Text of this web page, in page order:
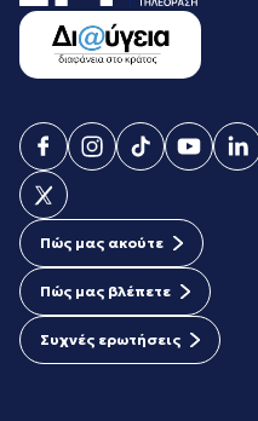
Πώς μας ακούτε
Πώς μας βλέπετε
Συχνές ερωτήσεις